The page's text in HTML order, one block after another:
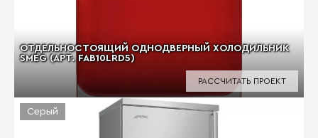
ОТДЕЛЬНОСТОЯЩИЙ ОДНОДВЕРНЫЙ ХОЛОДИЛЬНИК
SMEG (АРТ. FAB10LRD5)
РАССЧИТАТЬ ПРОЕКТ
Серый